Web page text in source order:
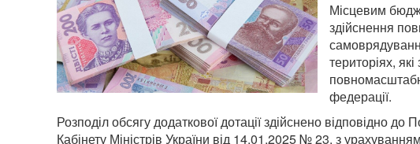
Місцевим
здійснення
територіях,
федерації.
Розподіл обсягу додаткової дотації здійснено відповідно
Кабінету Міністрів України від 14.01.2025 № 23, з